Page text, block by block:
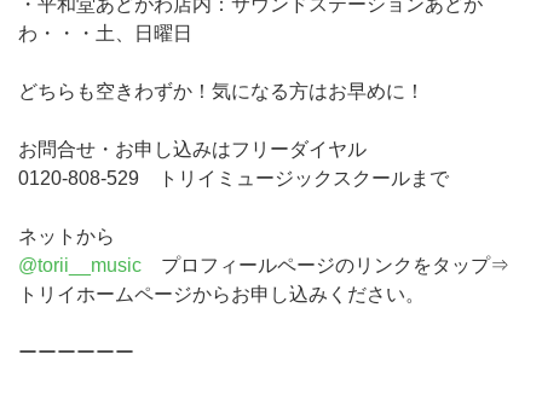
・平和堂あどがわ店内：サウンドステーションあどが
わ・・・土、日曜日
どちらも空きわずか！気になる方はお早めに！
お問合せ・お申し込みはフリーダイヤル
0120-808-529 トリイミュージックスクールまで
ネットから
@torii__music プロフィールページのリンクをタップ⇒
トリイホームページからお申し込みください。
ーーーーーー